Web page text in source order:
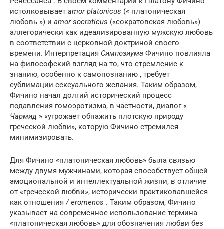
истолковывает amor platonicus (« платоническая
любовь ») и amor socraticus («сократовская любовь»)
аллегорически как идеализированную мужскую любовь
в соответствии с церковной доктриной своего
времени. Интерпретация Симпозиума Фичино повлияла
на философский взгляд на то, что стремление к
знанию, особенно к самопознанию , требует
сублимации сексуального желания. Таким образом,
Фичино начал долгий исторический процесс
подавления гомоэротизма, в частности, диалог «
Чармид » «угрожает обнажить плотскую природу
греческой любви», которую Фичино стремился
минимизировать.
Для Фичино «платоническая любовь» была связью
между двумя мужчинами, которая способствует общей
эмоциональной и интеллектуальной жизни, в отличие
от «греческой любви», исторически практиковавшейся
как отношения / eromenos . Таким образом, Фичино
указывает на современное использование термина
«платоническая любовь» для обозначения любви без